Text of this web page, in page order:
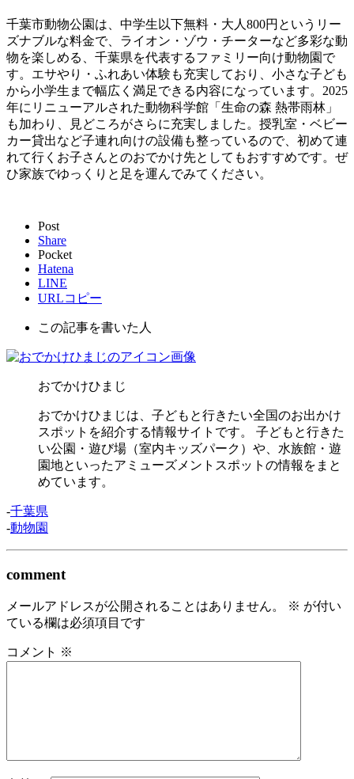
千葉市動物公園は、 中学生以下無料・大人800円 というリー
ズナブルな料金で、ライオン・ゾウ・チーターなど多彩な動
物を楽しめる、千葉県を代表するファミリー向け動物園で
す。エサやり・ふれあい体験も充実しており、小さな子ども
から小学生まで幅広く満足できる内容になっています。2025
年にリニューアルされた動物科学館「生命の森 熱帯雨林」
も加わり、見どころがさらに充実しました。授乳室・ベビー
カー貸出など子連れ向けの設備も整っているので、初めて連
れて行くお子さんとのおでかけ先としてもおすすめです。ぜ
ひ家族でゆっくりと足を運んでみてください。
Post
Share
Pocket
Hatena
LINE
URLコピー
この記事を書いた人
おでかけひまじ
おでかけひまじは、子どもと行きたい全国のお出かけ
スポットを紹介する情報サイトです。 子どもと行きた
い公園・遊び場（室内キッズパーク）や、水族館・遊
園地といったアミューズメントスポットの情報をまと
めています。
-千葉県
-動物園
comment
メールアドレスが公開されることはありません。 ※ が付い
ている欄は必須項目です
コメント ※